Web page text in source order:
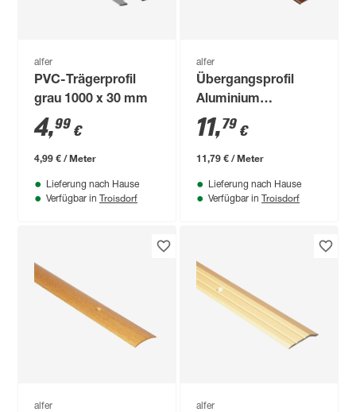
alfer
PVC-Trägerprofil
grau 1000 x 30 mm
4,99 €
4,99 € / Meter
Lieferung nach Hause
Verfügbar in Troisdorf
alfer
Übergangsprofil
Aluminium
nussbaumfarben
1000 x 37 mm
11,79 €
11,79 € / Meter
Lieferung nach Hause
Verfügbar in Troisdorf
alfer alfer